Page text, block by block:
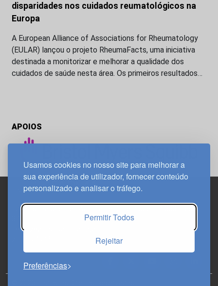
Usamos cookies no nosso site para melhorar a
sua experiência de utilizador, fornecer conteúdo
personalizado e analisar o tráfego.
Permitir Todos
Rejeitar
Preferências
disparidades nos cuidados reumatológicos na
Europa
A European Alliance of Associations for Rheumatology
(EULAR) lançou o projeto RheumaFacts, uma iniciativa
destinada a monitorizar e melhorar a qualidade dos
cuidados de saúde nesta área. Os primeiros resultados…
APOIOS
Edif. Lisboa Oriente | Av. Infante D. Henrique, n.º 333H, esc.
1800-282 Lisboa | Portugal